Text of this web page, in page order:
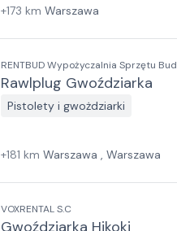
+173 km Warszawa
RENTBUD Wypożyczalnia Sprzętu
Rawlplug Gwoździarka
Pistolety i gwożdziarki
+181 km Warszawa , Warszawa
VOXRENTAL S.C
Gwoździarka Hikoki